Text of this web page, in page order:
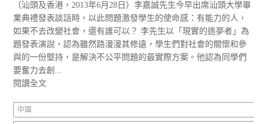
（汕頭及香港，2013年6月28日）李嘉誠先生今早出席汕頭大學畢
業典禮發表談話時，以此問題激發學生的使命感：有能力的人，
如果不去改變社會，還有誰可以？ 李先生以「現實的造夢者」為
題發表演說，認為雖然路漫漫其修遠，學生們對社會的關懷和參
與的一份堅持，是解決不公平問題的最實際方案。他認為同學們
要奮力去創...
閱讀全文
中國